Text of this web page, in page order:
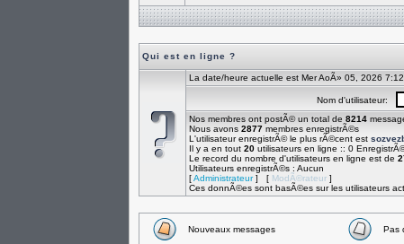
Qui est en ligne ?
La date/heure actuelle est Mer AoÃ» 05, 2026
Nom d'utilisateur:
Nos membres ont postÃ© un total de 8214
Nous avons 2877membres enregistrÃ©s
L'utilisateur enregistrÃ© le plus rÃ©cent est
Il y a en tout 20utilisateurs en ligne :: 0
Le record du nombre d'utilisateurs en ligne est de
Utilisateurs enregistrÃ©s : Aucun
[Administrateur] [ ModÃ©rateur]
Ces donnÃ©es sont basÃ©es sur les utilisateurs
Nouveaux messages Pas